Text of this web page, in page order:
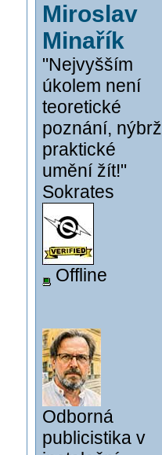
Miroslav
Minařík
"Nejvyšším
úkolem není
teoretické
poznání, nýbrž
praktické
umění žít!"
Sokrates
Offline
Odborná
publicistika v